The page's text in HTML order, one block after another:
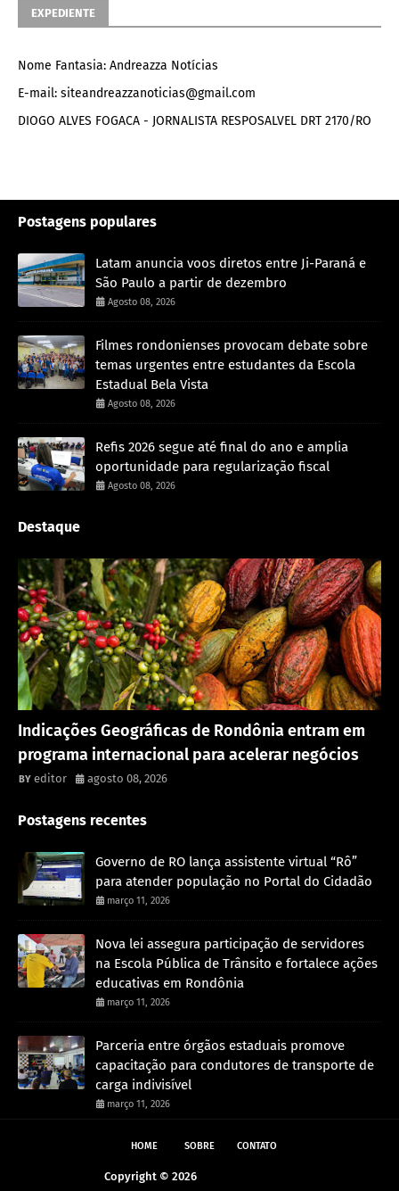
EXPEDIENTE
Nome Fantasia: Andreazza Notícias
E-mail: siteandreazzanoticias@gmail.com
DIOGO ALVES FOGACA - JORNALISTA RESPOSALVEL DRT 2170/RO
Postagens populares
Latam anuncia voos diretos entre Ji-Paraná e
São Paulo a partir de dezembro
Agosto 08, 2026
Filmes rondonienses provocam debate sobre
temas urgentes entre estudantes da Escola
Estadual Bela Vista
Agosto 08, 2026
Refis 2026 segue até final do ano e amplia
oportunidade para regularização fiscal
Agosto 08, 2026
Destaque
Indicações Geográficas de Rondônia entram em
programa internacional para acelerar negócios
editor agosto 08, 2026
Postagens recentes
Governo de RO lança assistente virtual “Rô”
para atender população no Portal do Cidadão
março 11, 2026
Nova lei assegura participação de servidores
na Escola Pública de Trânsito e fortalece ações
educativas em Rondônia
março 11, 2026
Parceria entre órgãos estaduais promove
capacitação para condutores de transporte de
carga indivisível
março 11, 2026
HOME SOBRE CONTATO
Copyright © 2026